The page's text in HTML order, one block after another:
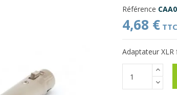
Référence
4,68 € TTC
Adaptateur